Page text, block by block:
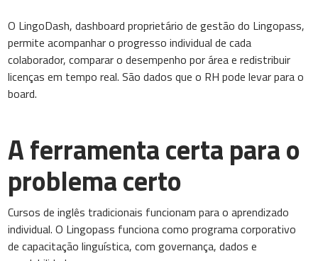
O LingoDash, dashboard proprietário de gestão do Lingopass,
permite acompanhar o progresso individual de cada
colaborador, comparar o desempenho por área e redistribuir
licenças em tempo real. São dados que o RH pode levar para o
board.
A ferramenta certa para o
problema certo
Cursos de inglês tradicionais funcionam para o aprendizado
individual. O Lingopass funciona como programa corporativo
de capacitação linguística, com governança, dados e